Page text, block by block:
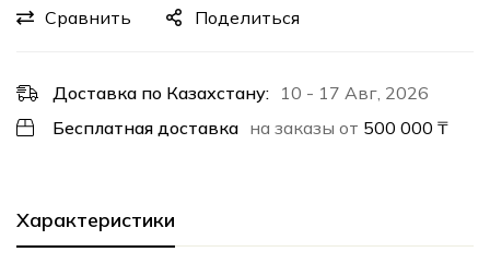
Сравнить Поделиться
Доставка по Казахстану: 10 - 17 Авг, 2026
Бесплатная доставка на заказы от 500 000 ₸
Характеристики